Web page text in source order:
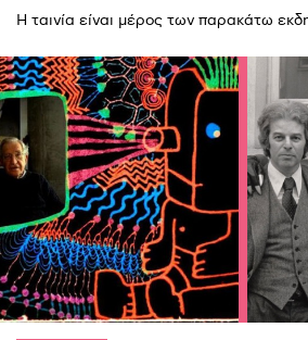
Η ταινία είναι μέρος των παρακάτω